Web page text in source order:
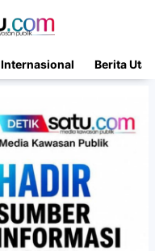
Internasional Berita